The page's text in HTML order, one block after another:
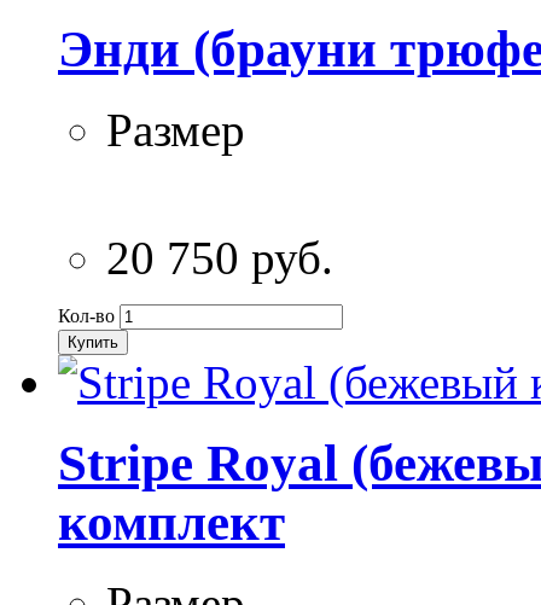
Энди (брауни
Размер
20 750 руб.
Кол-во
Купить
Stripe Royal
комплект